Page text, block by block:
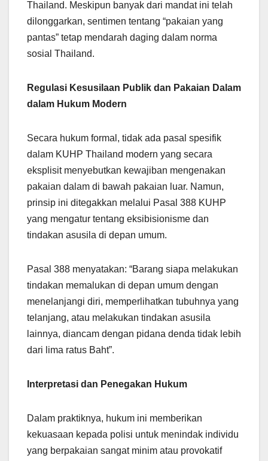
Thailand. Meskipun banyak dari mandat ini telah
dilonggarkan, sentimen tentang “pakaian yang
pantas” tetap mendarah daging dalam norma
sosial Thailand.
Regulasi Kesusilaan Publik dan Pakaian Dalam
dalam Hukum Modern
Secara hukum formal, tidak ada pasal spesifik
dalam KUHP Thailand modern yang secara
eksplisit menyebutkan kewajiban mengenakan
pakaian dalam di bawah pakaian luar. Namun,
prinsip ini ditegakkan melalui Pasal 388 KUHP
yang mengatur tentang eksibisionisme dan
tindakan asusila di depan umum.
Pasal 388 menyatakan: “Barang siapa melakukan
tindakan memalukan di depan umum dengan
menelanjangi diri, memperlihatkan tubuhnya yang
telanjang, atau melakukan tindakan asusila
lainnya, diancam dengan pidana denda tidak lebih
dari lima ratus Baht”.
Interpretasi dan Penegakan Hukum
Dalam praktiknya, hukum ini memberikan
kekuasaan kepada polisi untuk menindak individu
yang berpakaian sangat minim atau provokatif